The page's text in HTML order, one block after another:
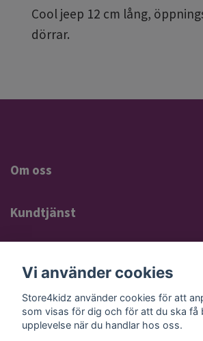
Cool jeep 12 cm lång,
dörrar.
Om oss
Kundtjänst
Sociala medier
Vi använder cookies
Store4kidz använder cookies för att
som visas för dig och för att du ska få
upplevelse när du handlar hos oss.